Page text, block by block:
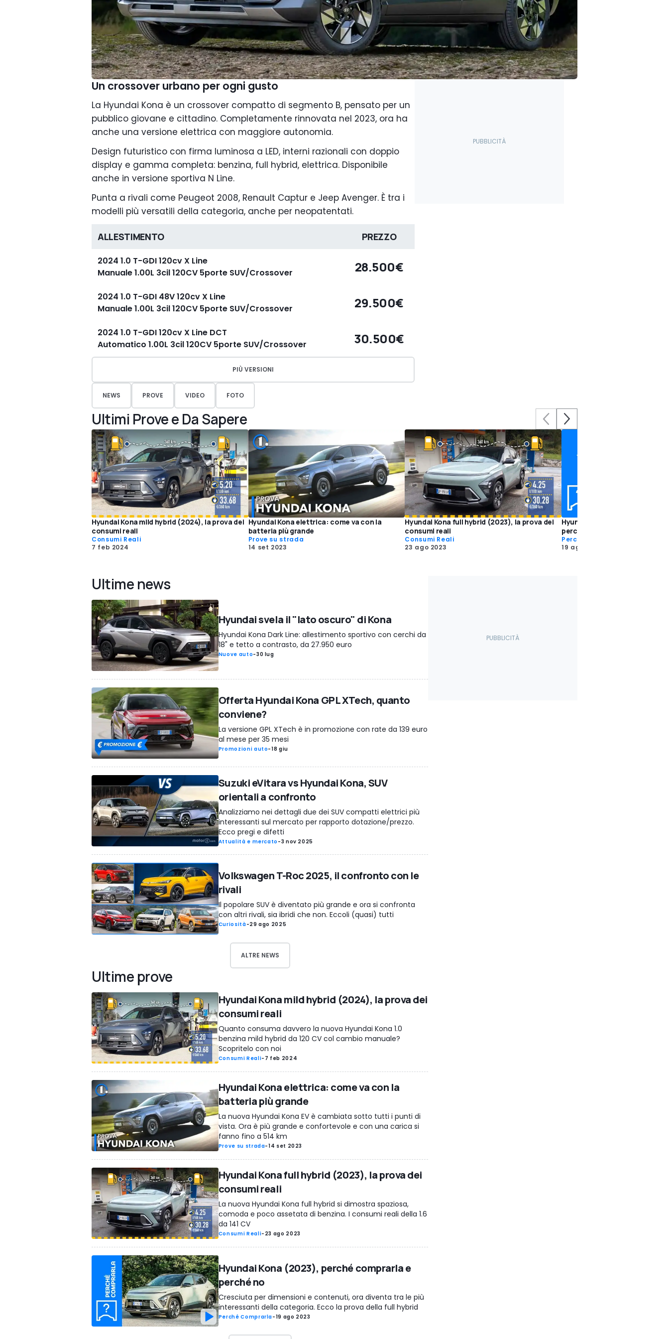
Un crossover urbano per ogni gusto
La Hyundai Kona è un crossover compatto di segmento B, pensato per un
pubblico giovane e cittadino. Completamente rinnovata nel 2023, ora ha
anche una versione elettrica con maggiore autonomia.
Design futuristico con firma luminosa a LED, interni razionali con doppio
display e gamma completa: benzina, full hybrid, elettrica. Disponibile
anche in versione sportiva N Line.
Punta a rivali come Peugeot 2008, Renault Captur e Jeep Avenger. È tra i
modelli più versatili della categoria, anche per neopatentati.
ALLESTIMENTO PREZZO
2024 1.0 T-GDI 120cv X Line
Manuale 1.00L 3cil 120CV 5porte SUV/Crossover
28.500€
2024 1.0 T-GDI 48V 120cv X Line
Manuale 1.00L 3cil 120CV 5porte SUV/Crossover
29.500€
2024 1.0 T-GDI 120cv X Line DCT
Automatico 1.00L 3cil 120CV 5porte SUV/Crossover
30.500€
PIÙ VERSIONI
NEWS PROVE VIDEO FOTO
Ultimi Prove e Da Sapere
Hyundai Kona mild hybrid (2024), la prova dei
consumi reali
Consumi Reali
7 feb 2024
Hyundai Kona elettrica: come va con la
batteria più grande
Prove su strada
14 set 2023
Hyundai Kona full hybrid (2023), la prova dei
consumi reali
Consumi Reali
23 ago 2023
Hyundai Kona (2023), perché
perché no
Perché Comprarla
19 ago 2023
Ultime news
Hyundai svela il "lato oscuro" di Kona
Hyundai Kona Dark Line: allestimento sportivo con cerchi da
18" e tetto a contrasto, da 27.950 euro
Nuove auto-30 lug
Offerta Hyundai Kona GPL XTech, quanto
conviene?
La versione GPL XTech è in promozione con rate da 139 euro
al mese per 35 mesi
Promozioni auto-18 giu
Suzuki eVitara vs Hyundai Kona, SUV
orientali a confronto
Analizziamo nei dettagli due dei SUV compatti elettrici più
interessanti sul mercato per rapporto dotazione/prezzo.
Ecco pregi e difetti
Attualità e mercato -3 nov 2025
Volkswagen T-Roc 2025, il confronto con le
rivali
Il popolare SUV è diventato più grande e ora si confronta
con altri rivali, sia ibridi che non. Eccoli (quasi) tutti
Curiosità-29 ago 2025
ALTRE NEWS
Ultime prove
Hyundai Kona mild hybrid (2024), la prova dei
consumi reali
Quanto consuma davvero la nuova Hyundai Kona 1.0
benzina mild hybrid da 120 CV col cambio manuale?
Scopritelo con noi
Consumi Reali- 7 feb 2024
Hyundai Kona elettrica: come va con la
batteria più grande
La nuova Hyundai Kona EV è cambiata sotto tutti i punti di
vista. Ora è più grande e confortevole e con una carica si
fanno fino a 514 km
Prove su strada-14 set 2023
Hyundai Kona full hybrid (2023), la prova dei
consumi reali
La nuova Hyundai Kona full hybrid si dimostra spaziosa,
comoda e poco assetata di benzina. I consumi reali della 1.6
da 141 CV
Consumi Reali- 23 ago 2023
Hyundai Kona (2023), perché comprarla e
perché no
Cresciuta per dimensioni e contenuti, ora diventa tra le più
interessanti della categoria. Ecco la prova della full hybrid
Perché Comprarla-19 ago 2023